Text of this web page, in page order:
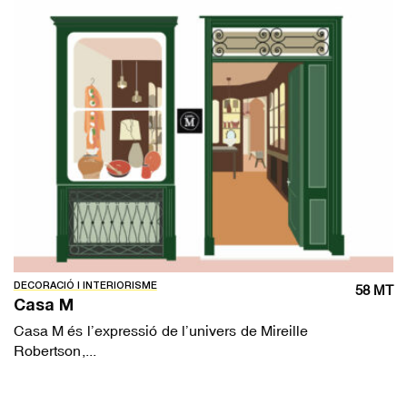
DECORACIÓ I INTERIORISME 58 MT
Casa M
Casa M és l’expressió de l’univers de Mireille
Robertson,...